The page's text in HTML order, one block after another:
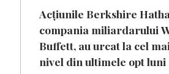
Acțiunile Berkshire
compania miliardarului
Buffett, au urcat la cel
nivel din ultimele opt luni